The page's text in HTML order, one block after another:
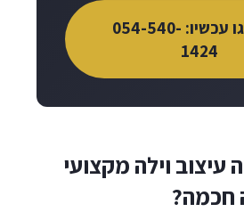
שירן דדיה עומדת בכל הקריטריונים הללו עם מעל 8
מעולות.
חייגו עכשיו: 054-540-
1424
עיצוב וילה מקצועי
חכמה?